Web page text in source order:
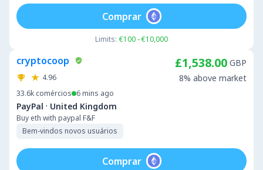
Limits: €100 - €10,000
Comprar
cryptocoop
4.96
33.6k comércios 6 mins ago
PayPal · United Kingdom
Buy eth with paypal F&F
Bem-vindos novos usuários
£1,538.00 GBP
8% above market
Comprar